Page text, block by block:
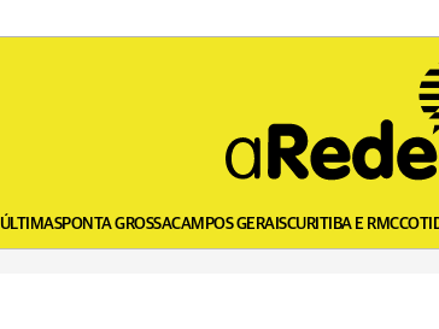
ÚLTIMASPONTA GROSSACAMPOS GERAISCURITIBA E RMC